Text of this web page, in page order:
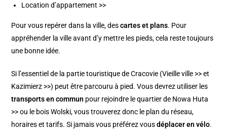
Location d’appartement >>
Pour vous repérer dans la ville, descartes et plans. Pour
appréhender la ville avant d’y mettre les pieds, cela reste toujours
une bonne idée.
Si l’essentiel de la partie touristique de Cracovie (Vieille ville >>et
Kazimierz >>) peut être parcouru à pied. Vous devrez utiliser les
transports en commun pour rejoindre le quartier de Nowa Huta
>>ou le bois Wolski, vous trouverez donc le plan du réseau,
horaires et tarifs. Si jamais vous préférez vousdéplacer en vélo.